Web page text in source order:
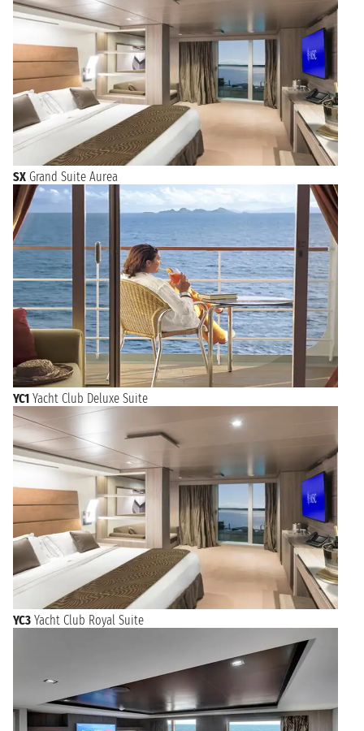
SX Grand Suite Aurea
YC1 Yacht Club Deluxe Suite
YC3 Yacht Club Royal Suite